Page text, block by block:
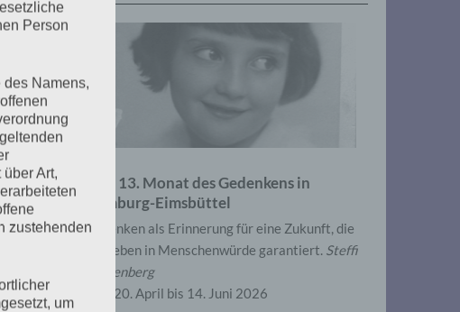
auf
Zum 13. Monat des Gedenkens in
Hamburg-Eimsbüttel
Gedenken als Erinnerung für eine Zukunft, die
ein Leben in Menschenwürde garantiert. Steffi
Wittenberg
Vom 20. April bis 14. Juni 2026
Person
Namens,
Art,
zustehenden
um